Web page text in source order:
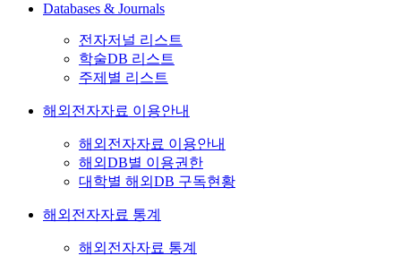
Databases & Journals
전자저널 리스트
학술DB 리스트
주제별 리스트
해외전자자료 이용안내
해외전자자료 이용안내
해외DB별 이용권한
대학별 해외DB 구독현황
해외전자자료 통계
해외전자자료 통계